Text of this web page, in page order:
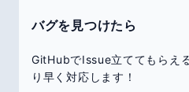
バグを見つけたら
GitHubでIssue立ててもらえ
り早く対応します！